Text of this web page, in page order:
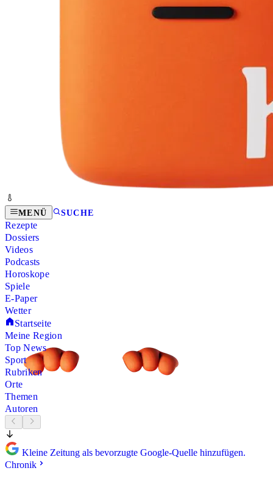
MENÜ SUCHE
Rezepte
Dossiers
Videos
Podcasts
Horoskope
Spiele
E-Paper
Wetter
Startseite
Meine Region
Top News
Sport
Rubriken
Orte
Themen
Autoren
Kleine Zeitung als bevorzugte Google-Quelle hinzufügen.
Chronik